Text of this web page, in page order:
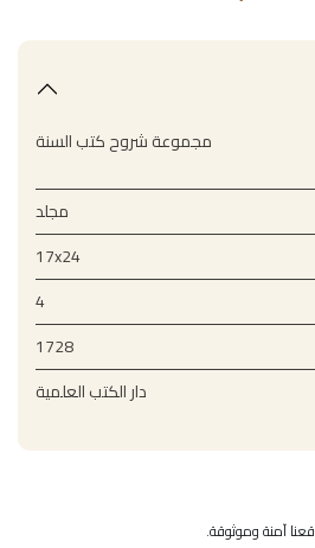
مجموعة شروح كتب السنة
مجلد
17x24
4
1728
دار الكتب العلمية
آمنة وموثوقة.